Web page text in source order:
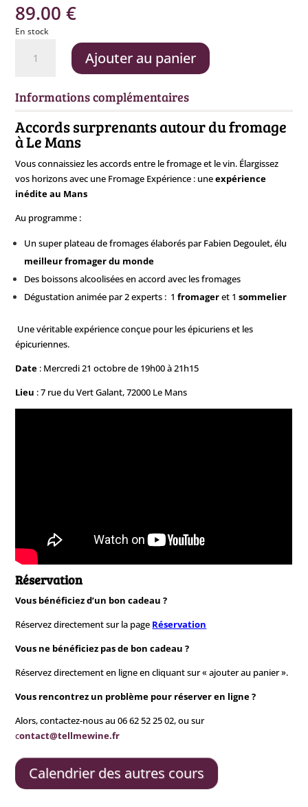
89.00€
En stock
Expérience
21
octobre
Ajouter au panier
Informations complémentaires
Accords surprenants autour du fromage
à Le Mans
Vous connaissiez les accords entre le fromage et le vin. Élargissez
vos horizons avec une Fromage Expérience : uneexpérience
inédite au Mans
Au programme :
Un super plateau de fromages élaborés par Fabien Degoulet, élu
meilleur fromager du monde
Des boissons alcoolisées en accord avec les fromages
Dégustation animée par 2 experts : 1fromageret 1sommelier
Une véritable expérience conçue pour les épicuriens et les
épicuriennes.
Date : Mercredi 21 octobrede 19h00 à 21h15
Lieu : 7 rue du Vert Galant, 72000 Le Mans
Réservation
Vous bénéficiez d’un bon cadeau ?
Réservez directement sur la page Réservation
Vous ne bénéficiez pas de bon cadeau ?
Réservez directement en ligne en cliquant sur « ajouter au panier ».
Vous rencontrez un problème pour réserver en ligne ?
Alors, contactez-nous au 06 62 52 25 02, ou sur
contact@tellmewine.fr
Calendrier des autres cours